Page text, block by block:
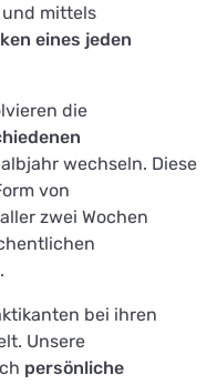
mittels
eines jeden
die
wechseln. Diese
von
zwei Wochen
bei ihren
Unsere
persönliche